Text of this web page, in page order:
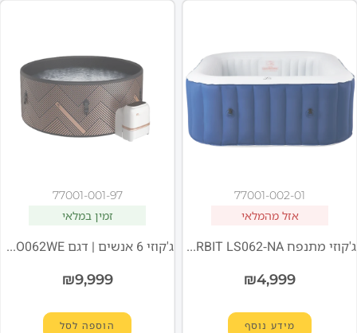
77001-002-01
אזל מהמלאי
ג'קוזי מתנפח ORBIT LS062-NA מבית MSpa ל־6 אנשים
₪4,999
מידע נוסף
77001-001-97
זמין במלאי
ג'קוזי 6 אנשים | דגם MSPA MONO-ECO F-MO062WE
₪9,999
הוספה לסל